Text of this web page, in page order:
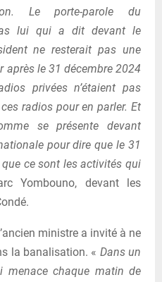
Le porte-parole du
lui qui a dit devant le
ne resterait pas une
après le 31 décembre 2024
privées n’étaient pas
radios pour en parler. Et
se présente devant
pour dire que le 31
que ce sont les activités qui
Yombouno, devant les
ministre a invité à ne
la banalisation. « Dans un
menace chaque matin de